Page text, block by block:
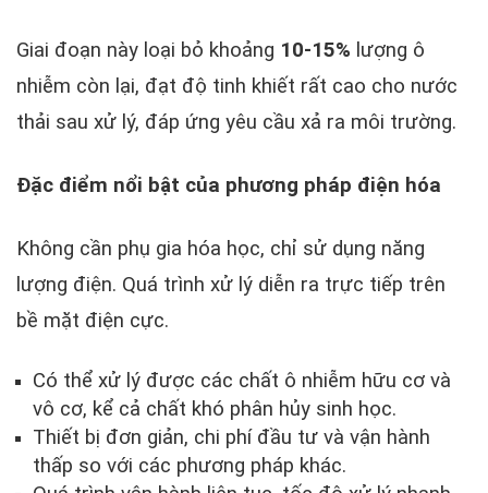
Giai đoạn này loại bỏ khoảng 10-15% lượng ô
nhiễm còn lại, đạt độ tinh khiết rất cao cho nước
thải sau xử lý, đáp ứng yêu cầu xả ra môi trường.
Đặc điểm nổi bật của phương pháp điện hóa
Không cần phụ gia hóa học, chỉ sử dụng năng
lượng điện. Quá trình xử lý diễn ra trực tiếp trên
bề mặt điện cực.
Có thể xử lý được các chất ô nhiễm hữu cơ và
vô cơ, kể cả chất khó phân hủy sinh học.
Thiết bị đơn giản, chi phí đầu tư và vận hành
thấp so với các phương pháp khác.